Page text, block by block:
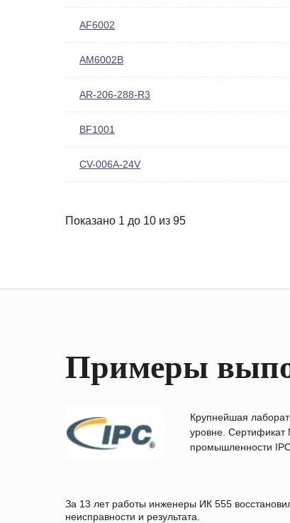
AF6002
AM6002B
AR-206-288-R3
BF1001
CV-006A-24V
Показано 1 до 10 из 95
Примеры
Крупнейшая
уровне. Сертификат
промышленности
За 13 лет работы инженеры ИК 555
неисправности и результата.